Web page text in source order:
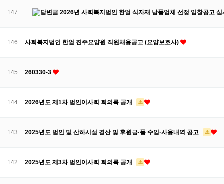
147 2026년 사회복지법인 한얼 식자재 납품업체 선정 입찰공고
146 사회복지법인 한얼 진주요양원 직원채용공고 (요양보호사)
145 260330-3
144 2026년도 제1차 법인이사회 회의록 공개
143 2025년도 법인 및 산하시설 결산 및 후원금·품 수입·사용내역 공고
142 2025년도 제3차 법인이사회 회의록 공개